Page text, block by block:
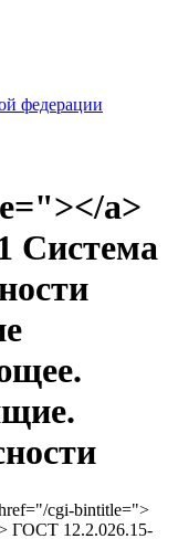
федерации
a>
Система
cgi-bintitle=">
ГОСТ 12.2.026.15-